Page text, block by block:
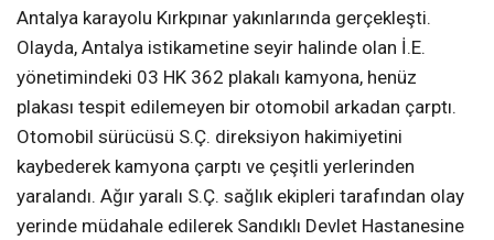
Antalya karayolu Kırkpınar yakınlarında gerçekleşti.
Olayda, Antalya istikametine seyir halinde olan İ.E.
yönetimindeki 03 HK 362 plakalı kamyona, henüz
plakası tespit edilemeyen bir otomobil arkadan çarptı.
Otomobil sürücüsü S.Ç. direksiyon hakimiyetini
kaybederek kamyona çarptı ve çeşitli yerlerinden
yaralandı. Ağır yaralı S.Ç. sağlık ekipleri tarafından olay
yerinde müdahale edilerek Sandıklı Devlet Hastanesine